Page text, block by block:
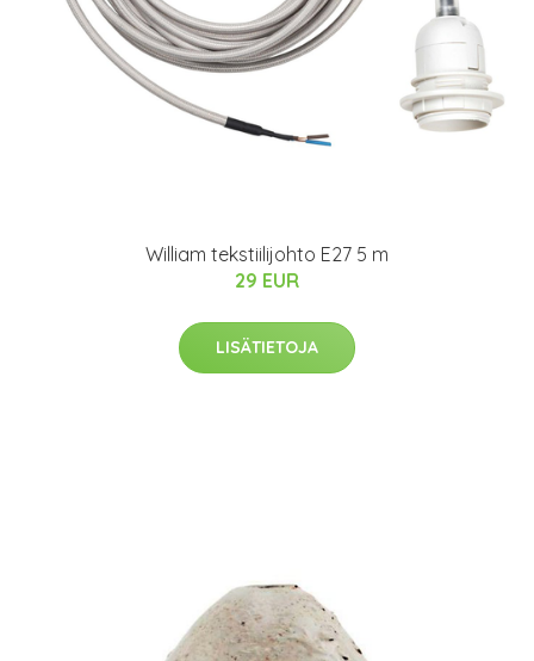
William tekstiilijohto E27 5 m
29 EUR
LISÄTIETOJA